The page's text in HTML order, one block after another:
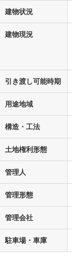
建物状況
建物現況
引き渡し可能時期
用途地域
構造・工法
土地権利形態
管理人
管理形態
管理会社
駐車場・車庫